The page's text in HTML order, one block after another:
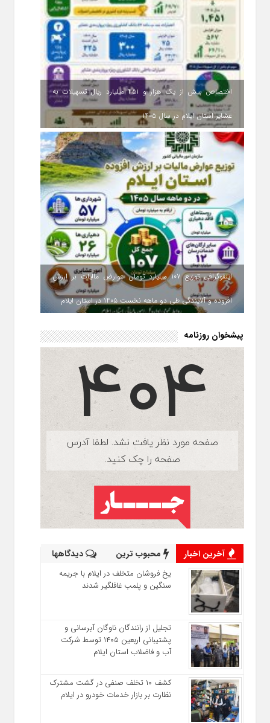
اختصاص بیش از یک هزار و ۴۵۱ میلیارد ریال تسهیلات به
عشایر استان ایلام در سال ۱۴۰۵
اینفوگرافی توزیع ۱۰۷ میلیارد تومان عوارض مالیات بر ارزش
افزوده و آلایندگی طی دو ماهه نخست ۱۴۰۵ در استان ایلام
پیشخوان روزنامه
آخرین اخبار محبوب ترین دیدگاهها
یخ‌ فروشان متخلف در ایلام با جریمه
سنگین و پلمب غافلگیر شدند
تجلیل از رانندگان ناوگان آبرسانی و
پشتیبانی اربعین ۱۴۰۵ توسط شرکت
آب و فاضلاب استان ایلام
کشف ۱۰ تخلف صنفی در گشت مشترک
نظارت بر بازار خدمات خودرو در ایلام